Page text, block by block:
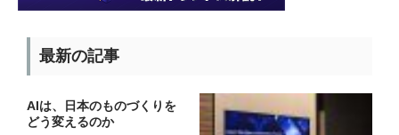
最新の記事
AIは、日本のものづくりを
どう変えるのか